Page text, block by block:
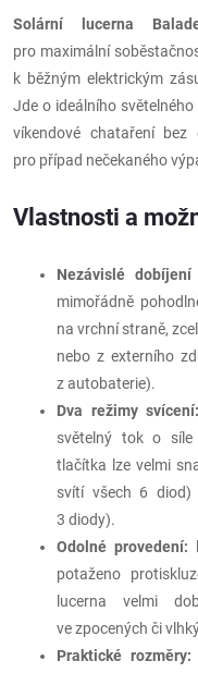
Solární lucerna
pro maximální
k běžným elektrickým
Jde o ideálního
víkendové chataření
pro případ nečekaného
Vlastnosti a
Nezávislé
mimořádně
na vrchní straně,
nebo z externího
z autobaterie).
Dva režimy svícení:
světelný tok o síle
tlačítka lze velmi
svítí všech 6 diod)
3 diody).
Odolné provedení:
potaženo
lucerna velmi
ve zpocených či
Praktické rozměry: